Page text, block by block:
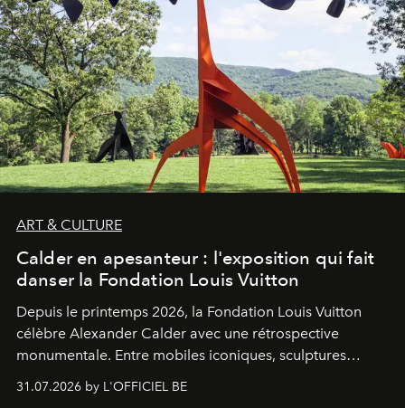
ART & CULTURE
Calder en apesanteur : l'exposition qui fait
danser la Fondation Louis Vuitton
Depuis le printemps 2026, la Fondation Louis Vuitton
célèbre Alexander Calder avec une rétrospective
monumentale. Entre mobiles iconiques, sculptures
américain investit les espaces imaginés par Frank Gehry
31.07.2026 by L'OFFICIEL BE